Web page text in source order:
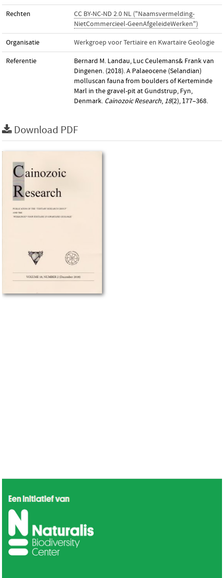
Rechten
CC BY-NC-ND 2.0 NL ("Naamsvermelding-
NietCommercieel-GeenAfgeleideWerken")
Organisatie Werkgroep voor Tertiaire en Kwartaire Geologie
Referentie
Bernard M. Landau, Luc Ceulemans& Frank van
Dingenen. (2018). A Palaeocene (Selandian)
molluscan fauna from boulders of Kerteminde
Marl in the gravel-pit at Gundstrup, Fyn,
Denmark. Cainozoic Research, 18(2), 177–368.
Download PDF